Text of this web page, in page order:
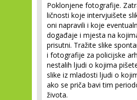
Poklonjene fotografije.
ličnosti koje intervjuišete
oni napravili i koje
događaje i mjesta na
prisutni. Tražite slike
i fotografije za policijske
nestalih ljudi o kojima
slike iz mladosti ljudi o
ako se priča bavi tim
života.